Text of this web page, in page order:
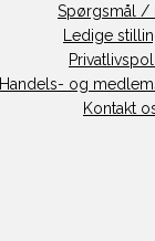
Spørgsmål /
Ledige
Handels- og
Kontakt